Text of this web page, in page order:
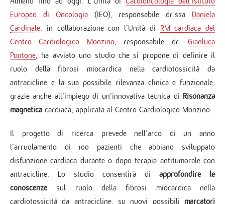
Europeo di Oncologia (IEO), responsabile dr.ssa Daniela
Cardinale , in collaborazione con l’Unità di RM cardiaca del
Centro Cardiologico Monzino, responsabile dr.Gianluca
Pontone , ha avviato uno studio che si propone di definire il
ruolo della fibrosi miocardica nella cardiotossicità da
antracicline e la sua possibile rilevanza clinica e funzionale,
grazie anche all’impiego di un’innovativa tecnica di Risonanza
magnetica cardiaca, applicata al Centro Cardiologico Monzino.
Il progetto di ricerca prevede nell’arco di un anno
l’arruolamento di 100 pazienti che abbiano sviluppato
disfunzione cardiaca durante o dopo terapia antitumorale con
antracicline. Lo studio consentirà di approfondire le
conoscenze sul ruolo della fibrosi miocardica nella
cardiotossicità da antracicline, su nuovi possibili marcatori